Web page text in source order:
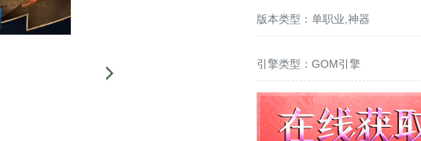
版本类型：单职业,神器
引擎类型：GOM引擎